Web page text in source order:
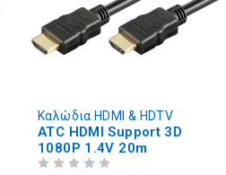
Καλώδια HDMI & HDTV
ATC HDMI Support 3D
1080P 1.4V 20m